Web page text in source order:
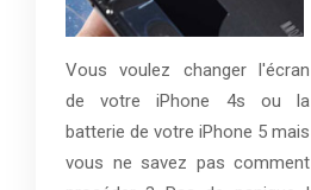
Vous voulez changer l'écran
de votre iPhone 4s ou la
batterie de votre iPhone 5 mais
vous ne savez pas comment